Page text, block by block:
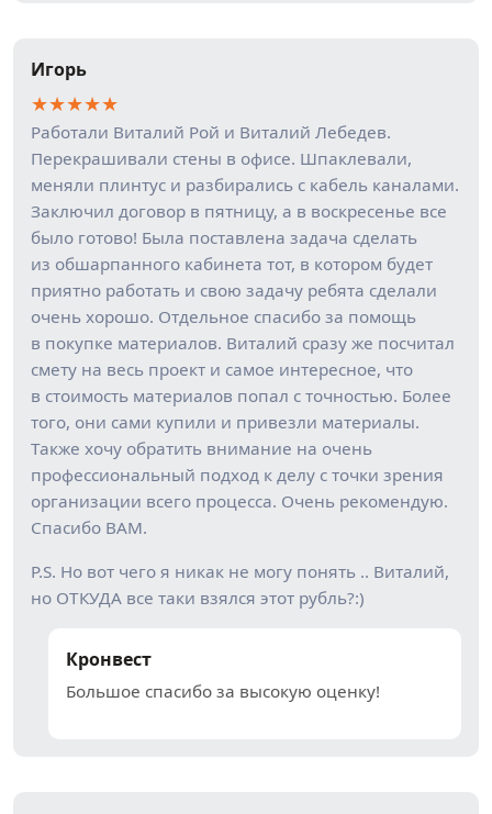
Игорь
★★★★★
Работали Виталий Рой и Виталий Лебедев.
Перекрашивали стены в офисе. Шпаклевали,
меняли плинтус и разбирались с кабель каналами.
Заключил договор в пятницу, а в воскресенье все
было готово! Была поставлена задача сделать
из обшарпанного кабинета тот, в котором будет
приятно работать и свою задачу ребята сделали
очень хорошо. Отдельное спасибо за помощь
в покупке материалов. Виталий сразу же посчитал
смету на весь проект и самое интересное, что
в стоимость материалов попал с точностью. Более
того, они сами купили и привезли материалы.
Также хочу обратить внимание на очень
профессиональный подход к делу с точки зрения
организации всего процесса. Очень рекомендую.
Спасибо ВАМ.
P.S. Но вот чего я никак не могу понять .. Виталий,
но ОТКУДА все таки взялся этот рубль?:)
Кронвест
Большое спасибо за высокую оценку!